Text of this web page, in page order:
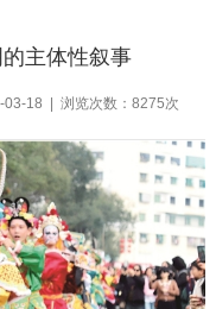
主体性叙事
03-18 | 浏览次数：8275次